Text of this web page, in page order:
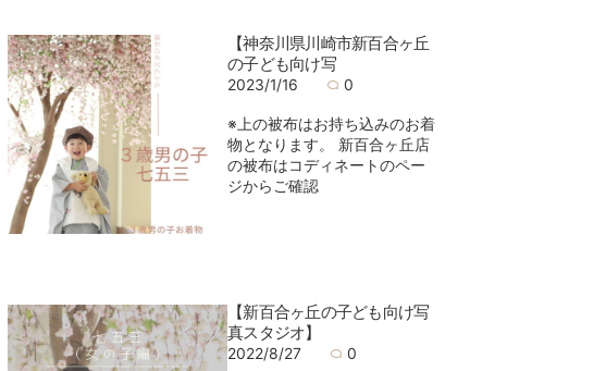
【神奈川県川崎市新百合ヶ丘
の子ども向け写
2023/1/16 0
※上の被布はお持ち込みのお着
物となります。 新百合ヶ丘店
の被布はコディネートのペー
ジからご確認
【新百合ヶ丘の子ども向け写
真スタジオ】
2022/8/27 0